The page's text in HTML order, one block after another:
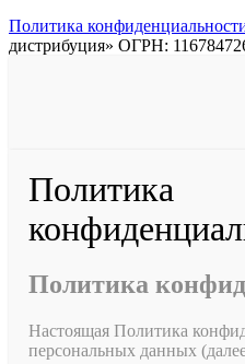
Политика
дистрибуция» ОГРН:
Политика
Политика
Настоящая Политика
персональных данных